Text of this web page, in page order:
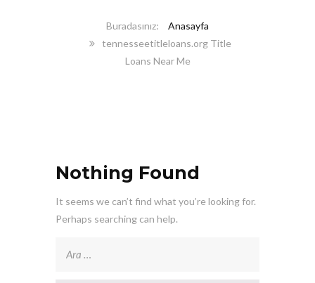
Anasayfa
tennesseetitleloans.org Title
Loans Near Me
Nothing Found
It seems we can’t find what you’re looking for.
Perhaps searching can help.